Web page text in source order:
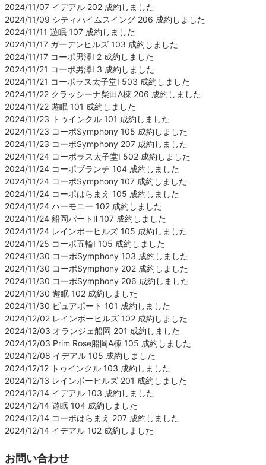
2024/11/07 イデアル 202 成約しました
2024/11/09 シティハイムスイング 206 成約しました
2024/11/11 遊眠 107 成約しました
2024/11/17 ガーデンヒルズ 103 成約しました
2024/11/17 コーポ男澤Ⅰ 2 成約しました
2024/11/21 コーポ男澤Ⅰ 3 成約しました
2024/11/21 コーポラス太子堂Ⅰ 503 成約しました
2024/11/22 クラッシーナ柴田A棟 206 成約しました
2024/11/22 遊眠 101 成約しました
2024/11/23 トゥインクル 101 成約しました
2024/11/23 コーポSymphony 105 成約しました
2024/11/23 コーポSymphony 207 成約しました
2024/11/24 コーポラス太子堂Ⅰ 502 成約しました
2024/11/24 コーポブランチ 104 成約しました
2024/11/24 コーポSymphony 107 成約しました
2024/11/24 コーポはらまえ 105 成約しました
2024/11/24 ハーモニー 102 成約しました
2024/11/24 船岡パートⅡ 107 成約しました
2024/11/24 レインボーヒルズ 105 成約しました
2024/11/25 コーポ五輪Ⅰ 105 成約しました
2024/11/30 コーポSymphony 103 成約しました
2024/11/30 コーポSymphony 202 成約しました
2024/11/30 コーポSymphony 206 成約しました
2024/11/30 遊眠 102 成約しました
2024/11/30 ピュアポート 101 成約しました
2024/12/02 レインボーヒルズ 102 成約しました
2024/12/03 オランジェ船岡 201 成約しました
2024/12/03 Prim Rose船岡A棟 105 成約しました
2024/12/08 イデアル 105 成約しました
2024/12/12 トゥインクル 103 成約しました
2024/12/13 レインボーヒルズ 201 成約しました
2024/12/14 イデアル 103 成約しました
2024/12/14 遊眠 104 成約しました
2024/12/14 コーポはらまえ 207 成約しました
2024/12/14 イデアル 102 成約しました
お問い合わせ